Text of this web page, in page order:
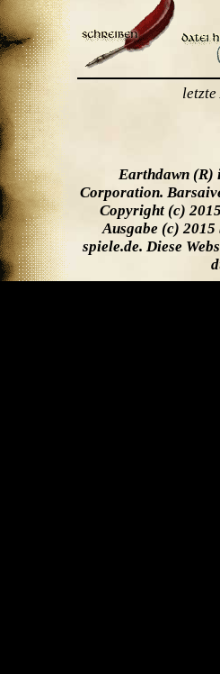
Earthdawn (R)
Corporation.
Copyright (c)
Ausgabe (c) 2015
spiele.de. Diese